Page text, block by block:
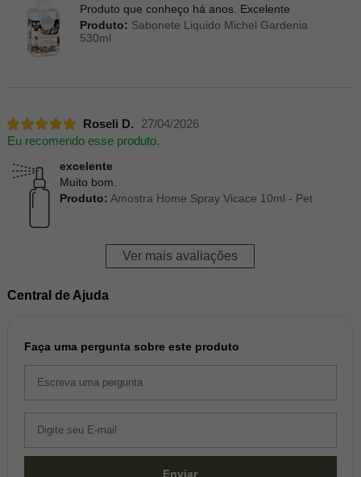
Produto que conheço há anos. Excelente
Produto: Sabonete Liquido Michel Gardenia
530ml
Roseli D.
27/04/2026
Eu recomendo esse produto.
excelente
Muito bom.
Produto: Amostra Home Spray Vicace 10ml - Pet
Ver mais avaliações
Central de Ajuda
Faça uma pergunta sobre este produto
Enviar